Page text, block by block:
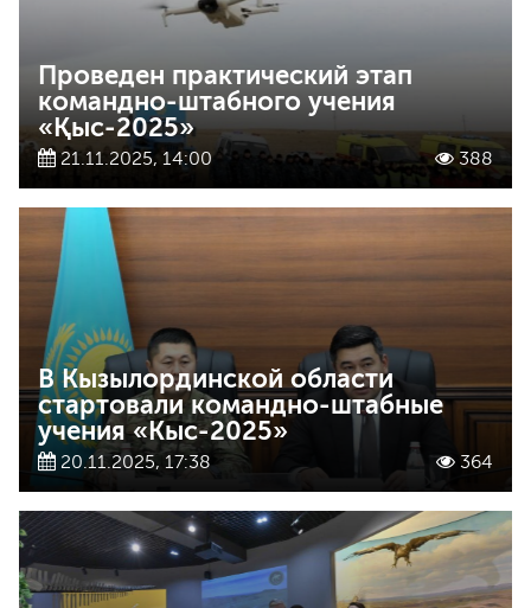
Проведен практический этап
командно-штабного учения
«Қыс-2025»
21.11.2025, 14:00 388
В Кызылординской области
стартовали командно-штабные
учения «Кыс-2025»
20.11.2025, 17:38 364